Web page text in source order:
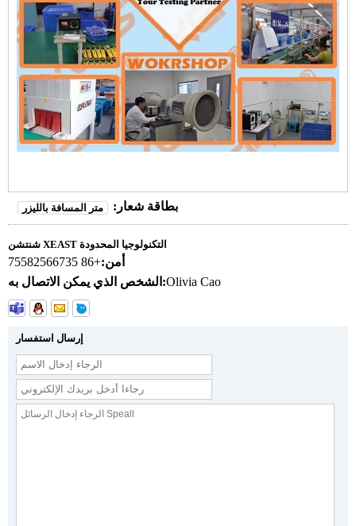
بطاقة شعار: متر المسافة بالليزر
شنتشن XEAST التكنولوجيا المحدودة
أمن:+86 75582566735
الشخص الذي يمكن الاتصال به:Olivia Cao
إرسال استفسار